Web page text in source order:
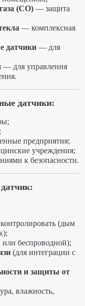
(CO) — защита
— комплексная
датчики — для
— для управления
датчики:
предприятия;
учреждения;
к безопасности.
(дым
беспроводной);
(для интеграции с
и защиты от
влажность,